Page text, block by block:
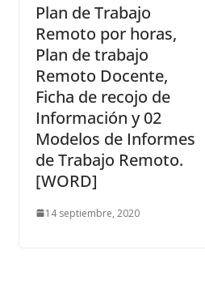
Plan de Trabajo
Remoto por horas,
Plan de trabajo
Remoto Docente,
Ficha de recojo de
Información y 02
Modelos de Informes
de Trabajo Remoto.
[WORD]
14 septiembre, 2020